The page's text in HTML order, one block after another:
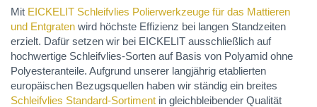
Mit EICKELIT Schleifvlies Polierwerkzeuge für das Mattieren
und Entgraten wird höchste Effizienz bei langen Standzeiten
erzielt. Dafür setzen wir bei EICKELIT ausschließlich auf
hochwertige Schleifvlies-Sorten auf Basis von Polyamid ohne
Polyesteranteile. Aufgrund unserer langjährig etablierten
europäischen Bezugsquellen haben wir ständig ein breites
Schleifvlies Standard-Sortiment in gleichbleibender Qualität